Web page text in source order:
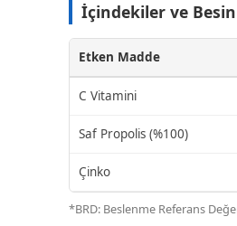
İçindekiler ve
Etken Madde
C Vitamini
Saf Propolis (%100)
Çinko
*BRD: Beslenme Referans